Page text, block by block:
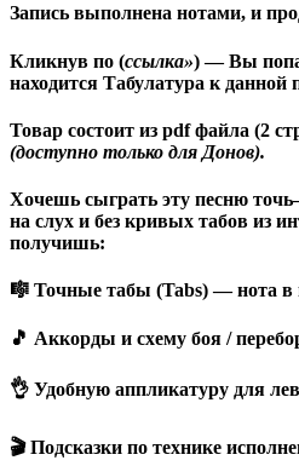
Запись выполнена нотами, и
Кликнув по (ссылка») — Вы
находится Табулатура к данной
Товар состоит из pdf файла (2
(доступно только для Донов).
Хочешь сыграть эту песню точь
на слух и без кривых табов из
получишь:
🎼 Точные табы (Tabs)— нота в
🎵 Аккорды и схему боя /
👌 Удобную аппликатуру для
🎬 Подсказки по технике